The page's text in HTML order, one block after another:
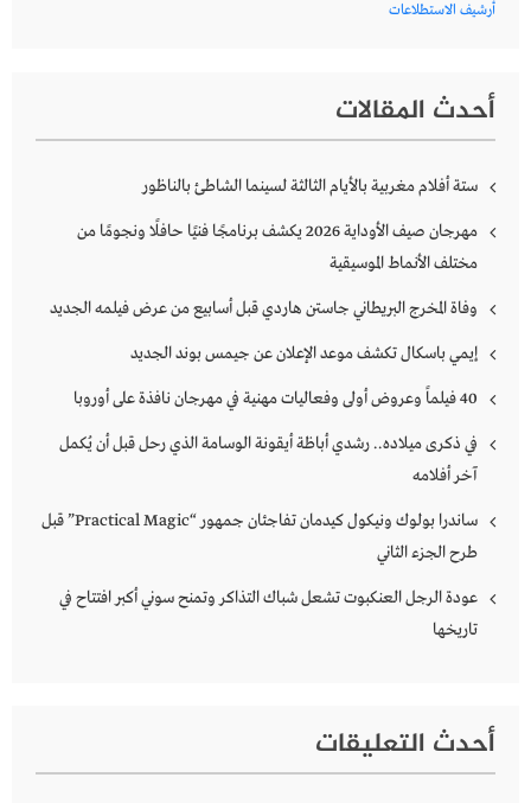
أرشيف الاستطلاعات
أحدث المقالات
ستة أفلام مغربية بالأيام الثالثة لسينما الشاطئ بالناظور
مهرجان صيف الأوداية 2026 يكشف برنامجًا فنيًا حافلًا ونجومًا من
مختلف الأنماط الموسيقية
وفاة المخرج البريطاني جاستن هاردي قبل أسابيع من عرض فيلمه الجديد
إيمي باسكال تكشف موعد الإعلان عن جيمس بوند الجديد
40 فيلماً وعروض أولى وفعاليات مهنية في مهرجان نافذة على أوروبا
في ذكرى ميلاده.. رشدي أباظة أيقونة الوسامة الذي رحل قبل أن يُكمل
آخر أفلامه
ساندرا بولوك ونيكول كيدمان تفاجئان جمهور “Practical Magic” قبل
طرح الجزء الثاني
عودة الرجل العنكبوت تشعل شباك التذاكر وتمنح سوني أكبر افتتاح في
تاريخها
أحدث التعليقات